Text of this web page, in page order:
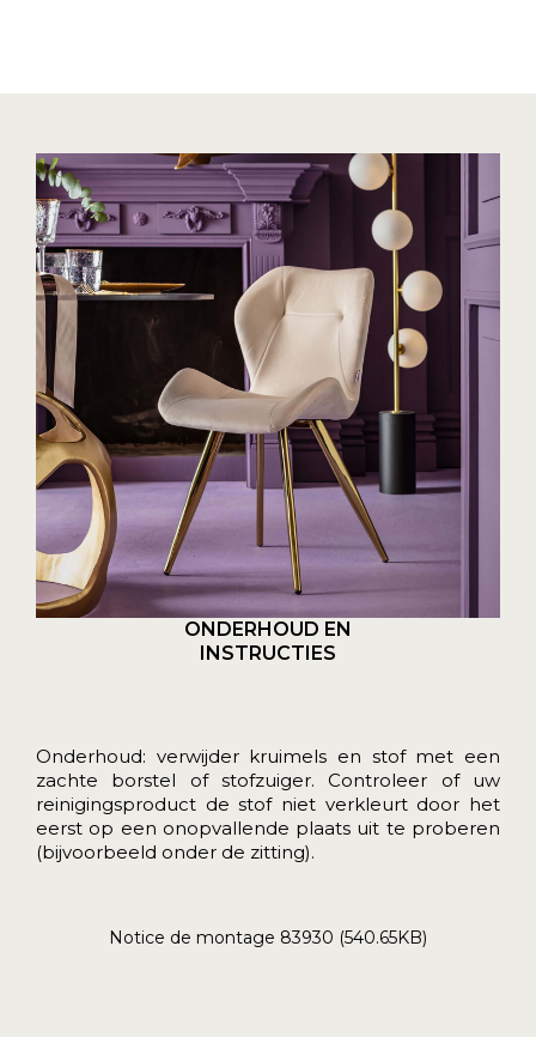
ONDERHOUD EN
INSTRUCTIES
Onderhoud: verwijder kruimels en stof met een
zachte borstel of stofzuiger. Controleer of uw
reinigingsproduct de stof niet verkleurt door het
eerst op een onopvallende plaats uit te proberen
(bijvoorbeeld onder de zitting).
Notice de montage 83930 (540.65KB)